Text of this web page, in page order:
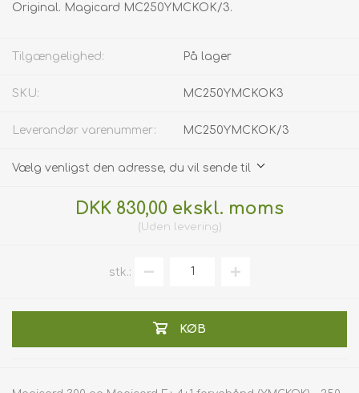
Original. Magicard MC250YMCKOK/3.
Tilgængelighed: På lager
SKU: MC250YMCKOK3
Leverandør varenummer: MC250YMCKOK/3
Vælg venligst den adresse, du vil sende til
DKK 830,00 ekskl. moms
Uden levering
stk.:
KØB